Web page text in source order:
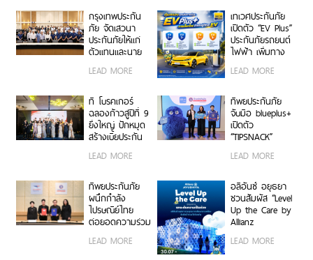
กรุงเทพประกัน
ภัย จัดเสวนา
ประกันภัยให้แก่
ตัวแทนและนาย
วินาศภัย เสริม
ประกันภัยให้
แข็งแกร่งยิ่งขึ้น
LEAD MORE
เทเวศประกันภัย
เปิดตัว “EV Plus”
ประกันภัยรถยนต์
ไฟฟ้า เพิ่มทาง
คุ้มครองสำหรับผู้
LEAD MORE
ที โบรคเกอร์
ฉลองก้าวสู่ปีที่ 9
ยิ่งใหญ่ ปักหมุด
สร้างเบี้ยประกัน
บาท จัดงานมอบ
เชิดชูเกียรติสุด
ยอดนายหน้า
200 ราย “Top
Sales 2026”
LEAD MORE
ทิพยประกันภัย
จับมือ blueplus+
เปิดตัว
“TIPSNACK”
เดือนแบบ
ครั้งแรกของไทย
เพิ่ม-ลด-หยุด
แผนได้ทุกเมื่อ
ไม่มีข้อผูกมัด
LEAD MORE
ทิพยประกันภัย
ผนึกกำลัง
ไปรษณีย์ไทย
ต่อยอดความร่วม
พันธมิตรเชิงกล
LEAD MORE
อลิอันซ์ อยุธยา
ชวนสัมผัส “Level
Up the Care by
Allianz
นิทรรศการยก
LEAD MORE